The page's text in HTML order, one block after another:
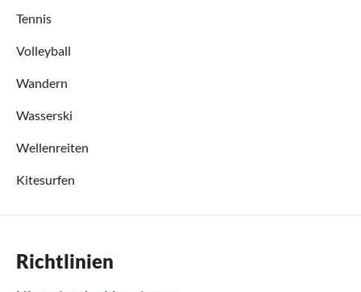
Tennis
Volleyball
Wandern
Wasserski
Wellenreiten
Kitesurfen
Richtlinien